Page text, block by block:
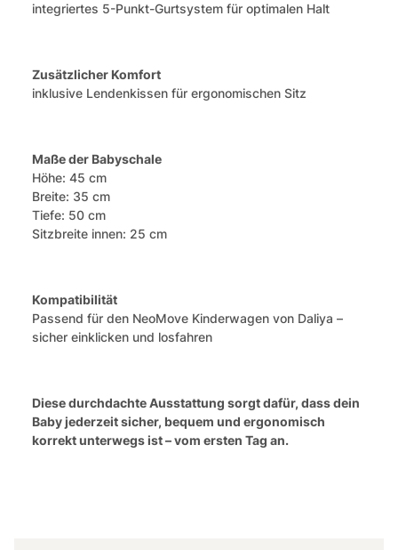
integriertes 5-Punkt-Gurtsystem für optimalen Halt
Zusätzlicher Komfort
inklusive Lendenkissen für ergonomischen Sitz
Maße der Babyschale
Höhe: 45 cm
Breite: 35 cm
Tiefe: 50 cm
Sitzbreite innen: 25 cm
Kompatibilität
Passend für den NeoMove Kinderwagen von Daliya –
sicher einklicken und losfahren
Diese durchdachte Ausstattung sorgt dafür, dass dein
Baby jederzeit sicher, bequem und ergonomisch
korrekt unterwegs ist – vom ersten Tag an.